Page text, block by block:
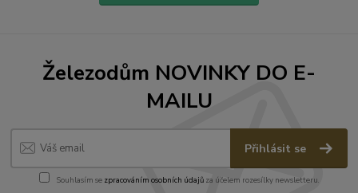
Železodům NOVINKY DO E-
MAILU
Přihlásit se
Souhlasím se zpracováním osobních údajůza účelem rozesílky newsletteru.